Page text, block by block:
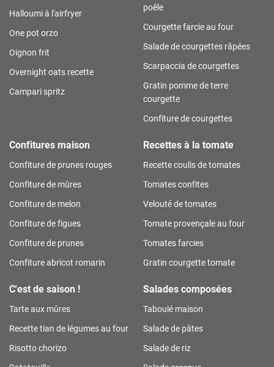
Halloumi à l'airfryer
One pot orzo
Oignon frit
Overnight oats recette
Campari spritz
poêle
Courgette farcie au four
Salade de courgettes râpées
Scarpaccia de courgettes
Gratin pomme de terre
courgette
Confiture de courgettes
Confitures maison
Confiture de prunes rouges
Confiture de mûres
Confiture de melon
Confiture de figues
Confiture de prunes
Confiture abricot romarin
Recettes à la tomate
Recette coulis de tomates
Tomates confites
Velouté de tomates
Tomate provençale au four
Tomates farcies
Gratin courgette tomate
C'est de saison !
Tarte aux mûres
Recette tian de légumes au four
Risotto chorizo
Salades composées
Taboulé maison
Salade de pâtes
Salade de riz